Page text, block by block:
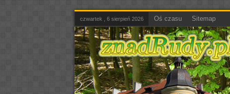
czwartek , 6 sierpień 2026 Oś czasu Sitemap